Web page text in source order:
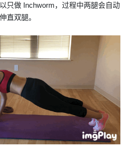
只做 Inchworm，过程中两腿会自动
直双腿。